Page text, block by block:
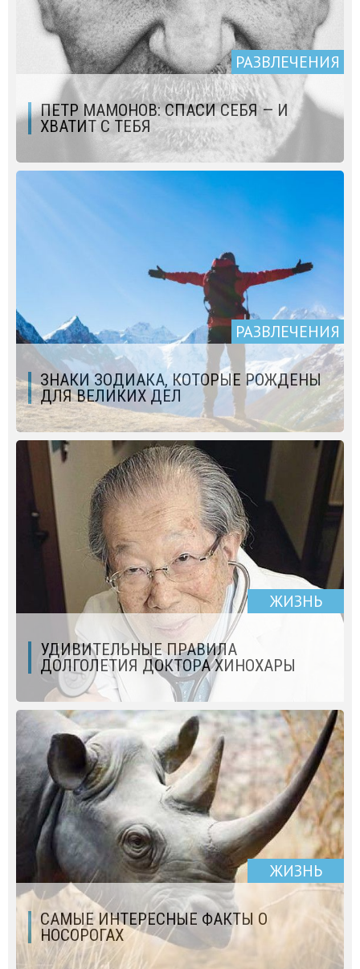
РАЗВЛЕЧЕНИЯ
ПЕТР МАМОНОВ: СПАСИ СЕБЯ — И
ХВАТИТ С ТЕБЯ
РАЗВЛЕЧЕНИЯ
ЗНАКИ ЗОДИАКА, КОТОРЫЕ РОЖДЕНЫ
ДЛЯ ВЕЛИКИХ ДЕЛ
ЖИЗНЬ
УДИВИТЕЛЬНЫЕ ПРАВИЛА
ДОЛГОЛЕТИЯ ДОКТОРА ХИНОХАРЫ
ЖИЗНЬ
САМЫЕ ИНТЕРЕСНЫЕ ФАКТЫ О
НОСОРОГАХ